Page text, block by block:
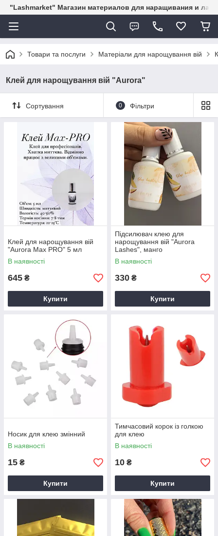
"Lashmarket" Магазин материалов для наращивания и
Товари та послуги Матеріали для нарощування вій
Клей для нарощування вій "Aurora"
Сортування 0 Фільтри
Клей для нарощування вій
"Aurora Max PRO" 5 мл
В наявності
645 ₴
Купити
Підсилювач клею для
нарощування вій "Aurora
Lashes", манго
В наявності
330 ₴
Купити
Носик для клею змінний
В наявності
15 ₴
Купити
Тимчасовий корок із голкою
для клею
В наявності
10 ₴
Купити